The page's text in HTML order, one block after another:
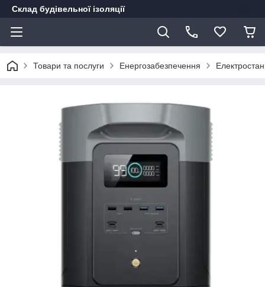
Склад будівельної ізоляції
Товари та послуги Енергозабезпечення